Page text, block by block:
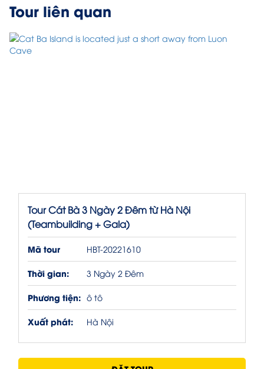
Tour liên quan
Tour Cát Bà 3 Ngày 2 Đêm từ Hà Nội
(Teambuilding + Gala)
Mã tour HBT-20221610
Thời gian: 3 Ngày 2 Đêm
Phương tiện: ô tô
Xuất phát: Hà Nội